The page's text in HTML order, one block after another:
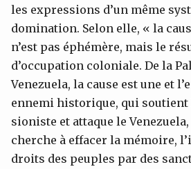
les expressions d’un même
domination. Selon elle, « la
n’est pas éphémère, mais le
d’occupation coloniale. De la
Venezuela, la cause est une et
ennemi historique, qui soutient
sioniste et attaque le
cherche à effacer la mémoire,
droits des peuples par des